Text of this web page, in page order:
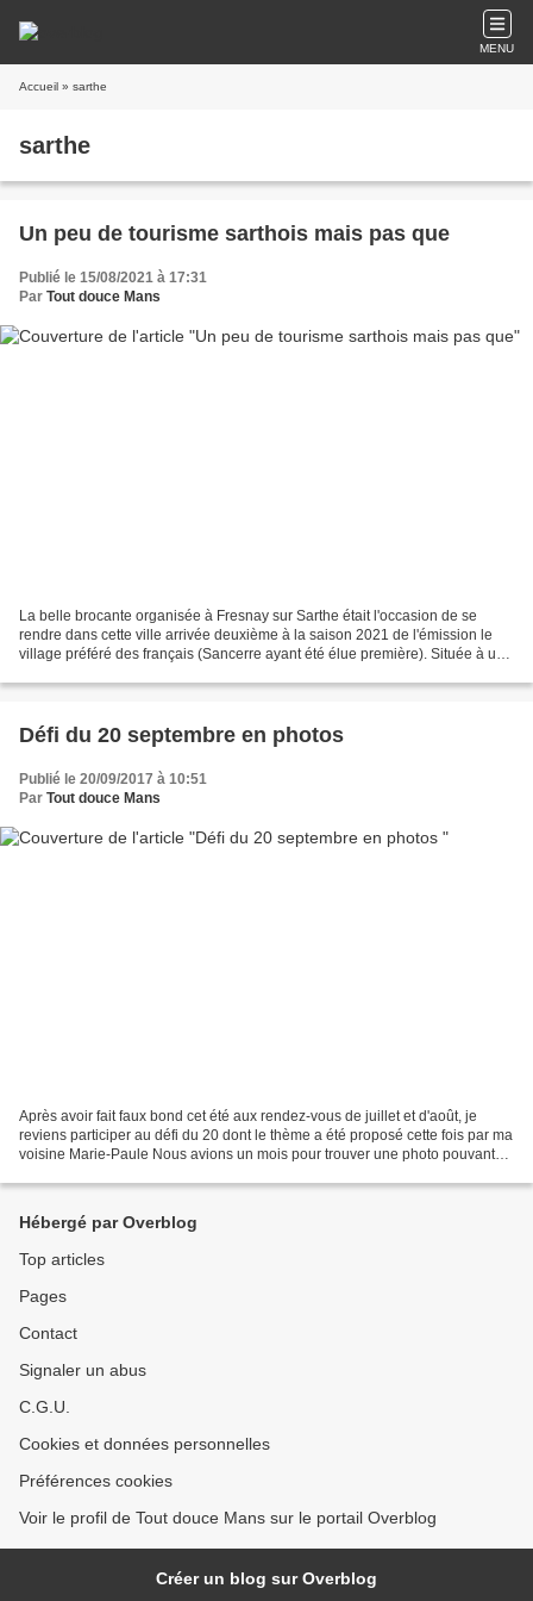
MENU
Accueil » sarthe
sarthe
Un peu de tourisme sarthois mais pas que
Publié le 15/08/2021 à 17:31
Par Tout douce Mans
La belle brocante organisée à Fresnay sur Sarthe était l'occasion de se
rendre dans cette ville arrivée deuxième à la saison 2021 de l'émission le
village préféré des français (Sancerre ayant été élue première). Située à une
Défi du 20 septembre en photos
Publié le 20/09/2017 à 10:51
Par Tout douce Mans
Après avoir fait faux bond cet été aux rendez-vous de juillet et d'août, je
reviens participer au défi du 20 dont le thème a été proposé cette fois par ma
voisine Marie-Paule Nous avions un mois pour trouver une photo pouvant
Hébergé par Overblog
Top articles
Pages
Contact
Signaler un abus
C.G.U.
Cookies et données personnelles
Préférences cookies
Voir le profil de Tout douce Mans sur le portail Overblog
Créer un blog sur Overblog